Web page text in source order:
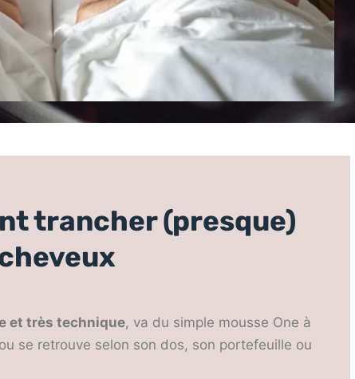
trancher (presque)
et très technique, va du simple mousse One à
se retrouve selon son dos, son portefeuille ou